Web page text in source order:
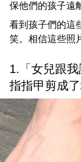
保他們的孩子遠
看到孩子們的這
笑。相信這些照
1.「女兒跟
指指甲剪成了